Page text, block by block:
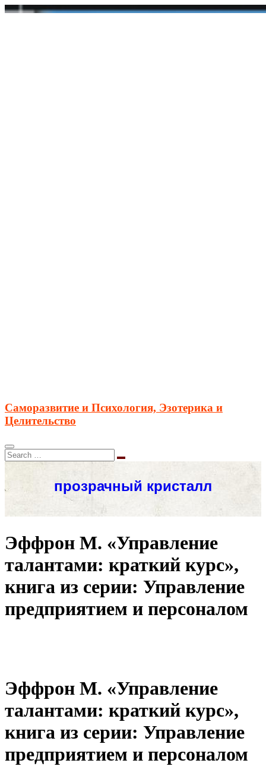
Саморазвитие и Психология, Эзотерика и
Целительство
Эффрон М. «Управление
талантами: краткий курс»,
книга из серии: Управление
предприятием и персоналом
Эффрон М. «Управление
талантами: краткий курс»,
книга из серии: Управление
предприятием и персоналом